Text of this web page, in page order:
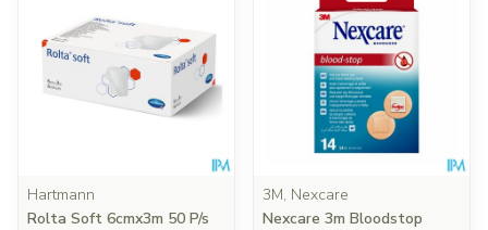
Hartmann
Rolta Soft 6cmx3m 50 P/s
3M, Nexcare
Nexcare 3m Bloodstop